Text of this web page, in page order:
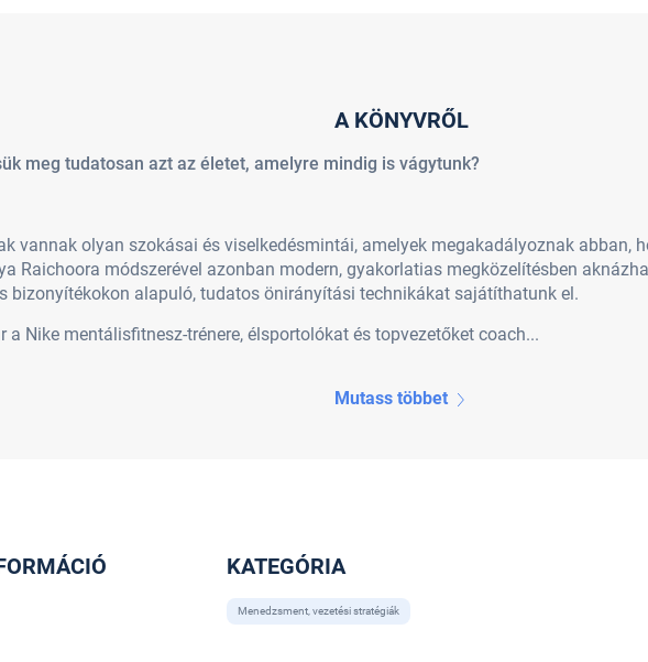
A KÖNYVRŐL
meg tudatosan azt az életet, amelyre mindig is vágytunk?
vannak olyan szokásai és viselkedésmintái, amelyek megakadályoznak abban,
Raichoora módszerével azonban modern, gyakorlatias megközelítésben
bizonyítékokon alapuló, tudatos önirányítási technikákat sajátíthatunk el.
a Nike mentálisfitnesz-trénere, élsportolókat és topvezetőket coach...
Mutass többet
KATEGÓRIA
Menedzsment, vezetési stratégiák